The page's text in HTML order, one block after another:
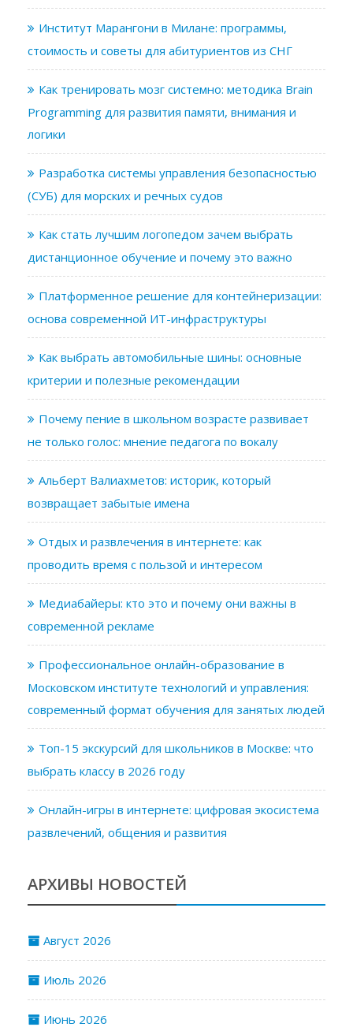
Институт Марангони в Милане: программы,
стоимость и советы для абитуриентов из СНГ
Как тренировать мозг системно: методика Brain
Programming для развития памяти, внимания и
логики
Разработка системы управления безопасностью
(СУБ) для морских и речных судов
Как стать лучшим логопедом зачем выбрать
дистанционное обучение и почему это важно
Платформенное решение для контейнеризации:
основа современной ИТ-инфраструктуры
Как выбрать автомобильные шины: основные
критерии и полезные рекомендации
Почему пение в школьном возрасте развивает
не только голос: мнение педагога по вокалу
Альберт Валиахметов: историк, который
возвращает забытые имена
Отдых и развлечения в интернете: как
проводить время с пользой и интересом
Медиабайеры: кто это и почему они важны в
современной рекламе
Профессиональное онлайн-образование в
Московском институте технологий и управления:
современный формат обучения для занятых людей
Топ-15 экскурсий для школьников в Москве: что
выбрать классу в 2026 году
Онлайн-игры в интернете: цифровая экосистема
развлечений, общения и развития
АРХИВЫ НОВОСТЕЙ
Август 2026
Июль 2026
Июнь 2026